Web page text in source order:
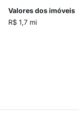
Valores dos imóveis
R$ 1,7 mi